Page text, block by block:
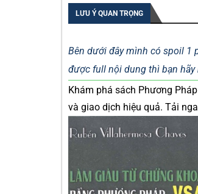
LƯU Ý QUAN TRỌNG
Bên dưới đây mình có spoil 1
được full nội dung thì bạn hãy
Khám phá sách Phương
và giao dịch hiệu quả. Tải